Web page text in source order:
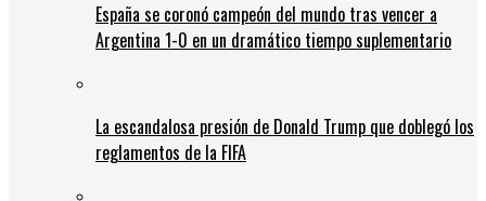
España se coronó campeón del mundo tras vencer a
Argentina 1-0 en un dramático tiempo suplementario
La escandalosa presión de Donald Trump que doblegó los
reglamentos de la FIFA